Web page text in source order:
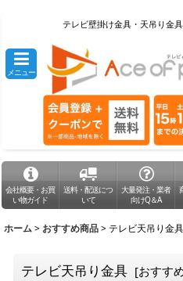
テレビ壁掛け金具・天吊り金
メニュー
会社概要・お買
い物ガイド
送料・配送につ
いて
大量発注・業者
向けQ＆A
ホーム > おすすめ商品>テレビ天吊り金具
テレビ天吊り金具 [おすす